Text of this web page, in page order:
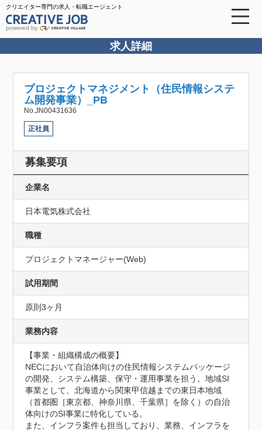
クリエイター専門の求人・転職エージェント
powered by
求人詳細
プロジェクトマネジメント（住民情報システ
ム開発事業）_PB
No.JN00431636
正社員
募集要項
企業名
日本電気株式会社
職種
プロジェクトマネージャー(Web)
試用期間
原則3ヶ月
業務内容
【事業・組織構成の概要】
NECにおいて自治体向けの住民情報システムパッケージ
の開発、システム構築、保守・運用事業を担う。地域SI
事業として、北海道から関東甲信越までの東日本地域
（首都圏［東京都、神奈川県、千葉県］を除く）の自治
体向けのSI事業に特化している。
また、インフラ案件も担当しており、業務、インフラを